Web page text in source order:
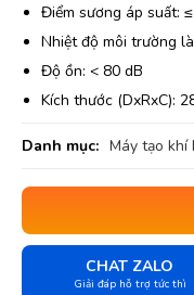
Điểm sương áp suất:
Nhiệt độ môi trường
Độ ồn: < 80 dB
Kích thước (DxRxC):
Danh mục: Máy tạo khí
CHAT ZALO
Giải đáp hỗ trợ tức thì